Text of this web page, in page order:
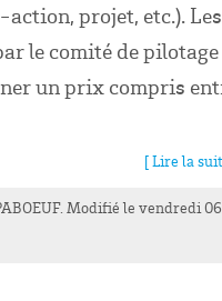
projet, etc.). Les
le comité de pilotage
un prix compris
[ Lire la
. Modifié le vendredi 06